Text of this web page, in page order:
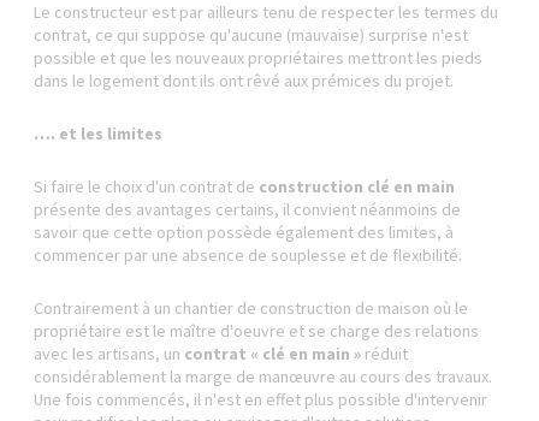
Le constructeur est par ailleurs tenu de respecter les termes du
contrat, ce qui suppose qu'aucune (mauvaise) surprise n'est
possible et que les nouveaux propriétaires mettront les pieds
dans le logement dont ils ont rêvé aux prémices du projet.
…. et les limites
Si faire le choix d'un contrat de construction clé en main
présente des avantages certains, il convient néanmoins de
savoir que cette option possède également des limites, à
commencer par une absence de souplesse et de flexibilité.
Contrairement à un chantier de construction de maison où le
propriétaire est le maître d'oeuvre et se charge des relations
avec les artisans, un contrat « clé en main » réduit
considérablement la marge de manœuvre au cours des travaux.
Une fois commencés, il n'est en effet plus possible d'intervenir